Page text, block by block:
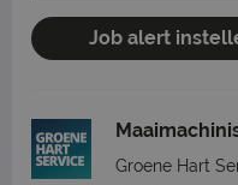
Job alert
Groene Hart